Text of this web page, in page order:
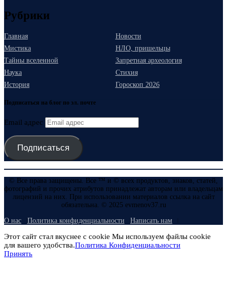
Рубрики
Главная
Новости
Мистика
НЛО, пришельцы
Тайны вселенной
Запретная археология
Наука
Стихия
История
Гороскоп 2026
Подписаться на блог по эл. почте
Email адрес
Подписаться
© Все права защищены. Все ™ и © всех продуктов, знаков, статей,
фотографий и прочих атрибутов принадлежат авторам или владельцам
лицензий на них. При использовании материалов ссылка на сайт
обязательна. © 2025 evmenov37.ru
О нас Политика конфиденциальности Написать нам
Этот сайт стал вкуснее с cookie Мы используем файлы cookie
для вашего удобства.Политика Конфиденциальности
Принять